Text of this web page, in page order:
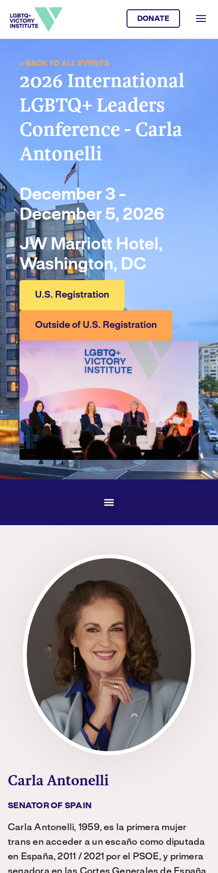
DONATE
< BACK TO ALL EVENTS
2026 International
LGBTQ+ Leaders
Conference - Carla
Antonelli
December 3 -
December 5, 2026
JW Marriott Hotel,
Washington, DC
U.S. Registration
Outside of U.S. Registration
Carla Antonelli
SENATOR OF SPAIN
Carla Antonelli, 1959, es la primera mujer
trans en acceder a un escaño como diputada
en España, 2011 / 2021 por el PSOE, y primera